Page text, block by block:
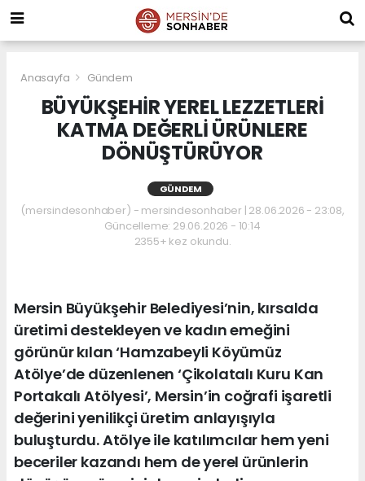
Anasayfa Gündem
BÜYÜKŞEHİR YEREL LEZZETLERİ
KATMA DEĞERLİ ÜRÜNLERE
DÖNÜŞTÜRÜYOR
GÜNDEM
(mersindesonhaber) - mersindesonhaber | 28.06.2026 - 23:08,
Güncelleme: 29.06.2026 - 10:14
2355+ kez okundu.
Mersin Büyükşehir Belediyesi’nin, kırsalda
üretimi destekleyen ve kadın emeğini
görünür kılan ‘Hamzabeyli Köyümüz
Atölye’de düzenlenen ‘Çikolatalı Kuru Kan
Portakalı Atölyesi’, Mersin’in coğrafi işaretli
değerini yenilikçi üretim anlayışıyla
buluşturdu. Atölye ile katılımcılar hem yeni
beceriler kazandı hem de yerel ürünlerin